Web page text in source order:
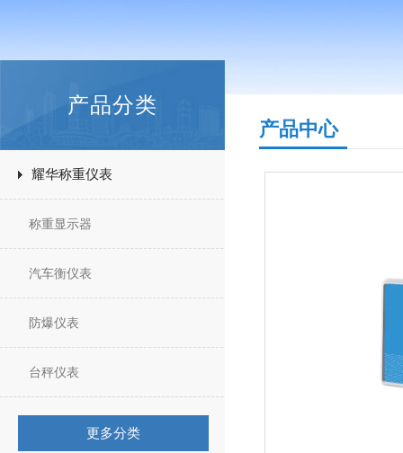
产品分类
耀华称重仪表
称重显示器
汽车衡仪表
防爆仪表
台秤仪表
更多分类
产品中心